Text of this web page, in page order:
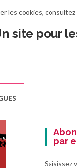
les cookies, consultez
site pour
par
Saisissez